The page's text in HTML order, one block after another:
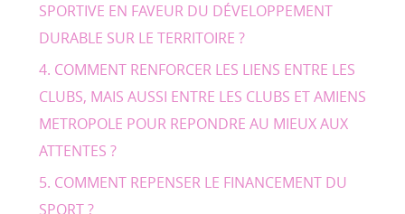
SPORTIVE EN FAVEUR DU DÉVELOPPEMENT
DURABLE SUR LE TERRITOIRE ?
COMMENT RENFORCER LES LIENS ENTRE LES
CLUBS, MAIS AUSSI ENTRE LES CLUBS ET AMIENS
METROPOLE POUR REPONDRE AU MIEUX AUX
ATTENTES ?
COMMENT REPENSER LE FINANCEMENT DU
SPORT ?